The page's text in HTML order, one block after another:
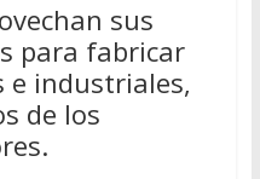
sus
para fabricar
e industriales,
de los